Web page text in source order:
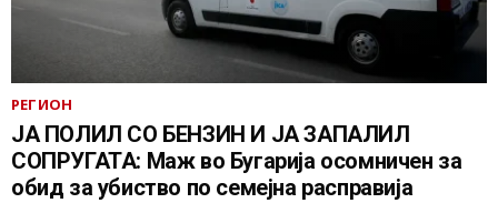
РЕГИОН
ЈА ПОЛИЛ СО БЕНЗИН И ЈА ЗАПАЛИЛ
СОПРУГАТА: Маж во Бугарија осомничен за
обид за убиство по семејна расправија